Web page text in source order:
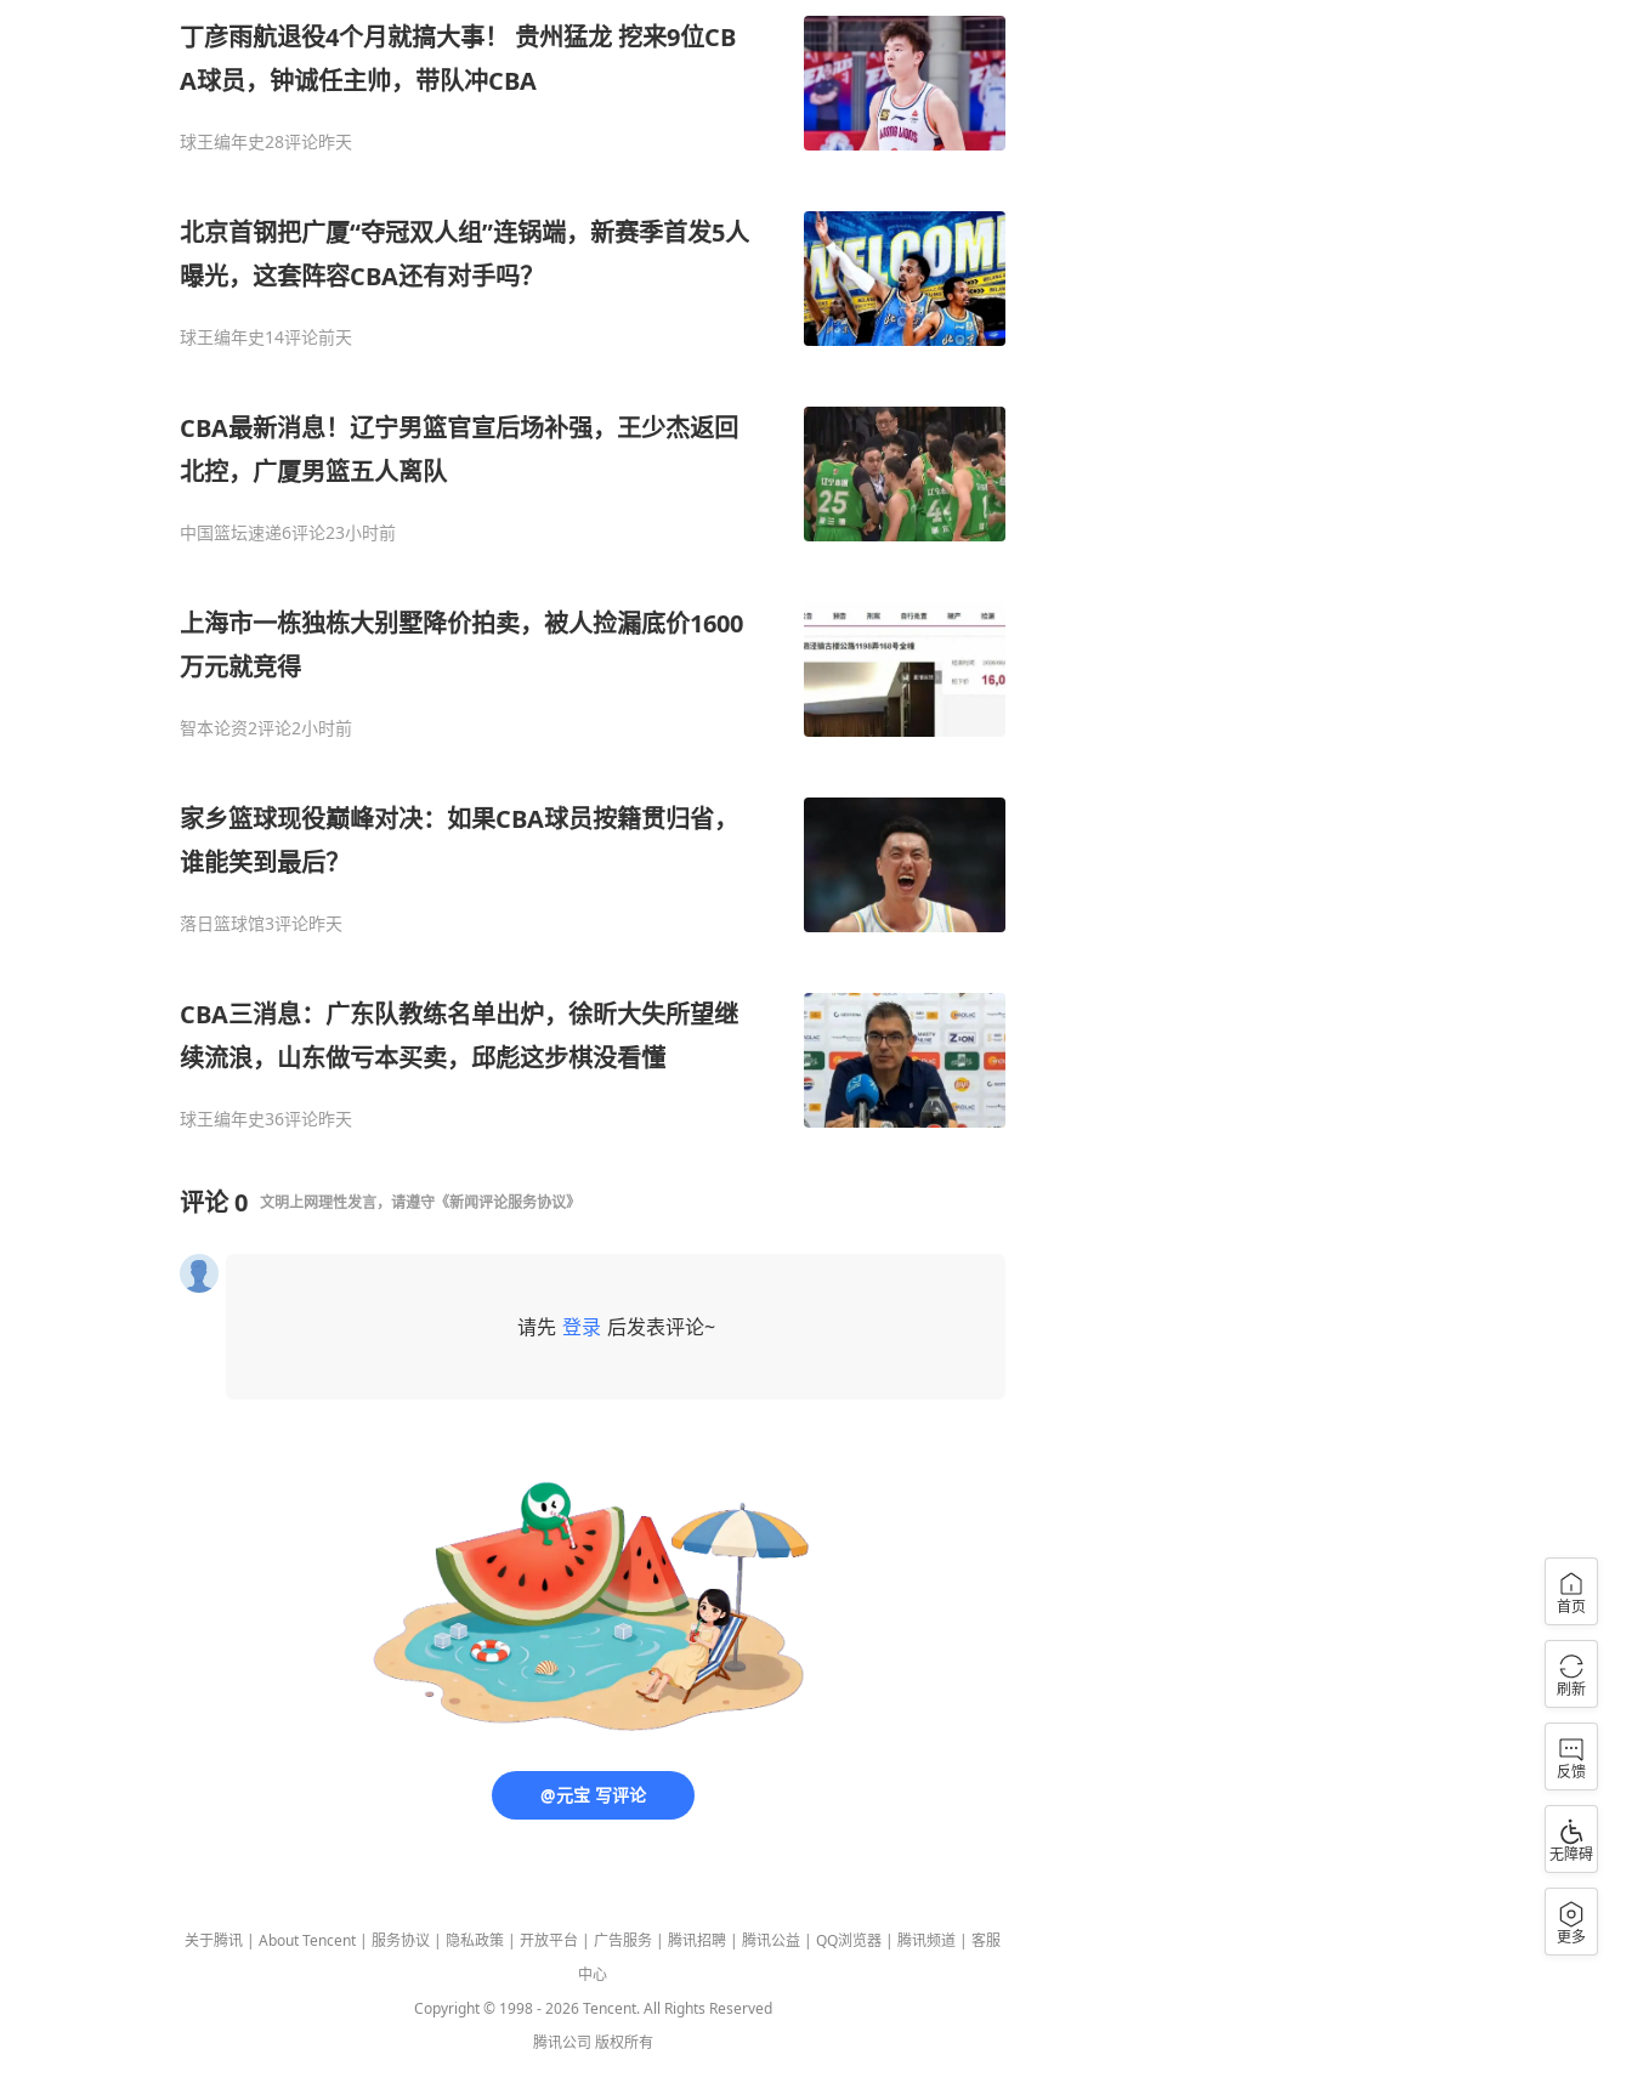
丁彦雨航退役4个月就搞大事！ 贵州猛龙 挖来9位CB
A球员，钟诚任主帅，带队冲CBA
球王编年史28评论昨天
北京首钢把广厦“夺冠双人组”连锅端，新赛季首发5人
曝光，这套阵容CBA还有对手吗？
球王编年史14评论前天
CBA最新消息！辽宁男篮官宣后场补强，王少杰返回
北控，广厦男篮五人离队
中国篮坛速递6评论23小时前
上海市一栋独栋大别墅降价拍卖，被人捡漏底价1600
万元就竞得
智本论资2评论2小时前
家乡篮球现役巅峰对决：如果CBA球员按籍贯归省，
谁能笑到最后？
落日篮球馆3评论昨天
CBA三消息：广东队教练名单出炉，徐昕大失所望继
续流浪，山东做亏本买卖，邱彪这步棋没看懂
球王编年史36评论昨天
评论0 文明上网理性发言，请遵守 《新闻评论服务协议》
请先 登录 后发表评论~
@元宝 写评论
关于腾讯 | About Tencent | 服务协议 | 隐私政策 | 开放平台 | 广告服务 | 腾讯招聘 | 腾讯公益 | QQ浏览器 | 腾讯频道 | 客服
中心
Copyright © 1998 -2026Tencent. All Rights Reserved
腾讯公司 版权所有
首页
刷新
反馈
无障碍
更多